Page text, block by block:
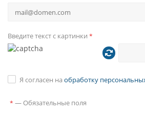
Введите текст с картинки *
Я согласен на обработку
* — Обязательные поля